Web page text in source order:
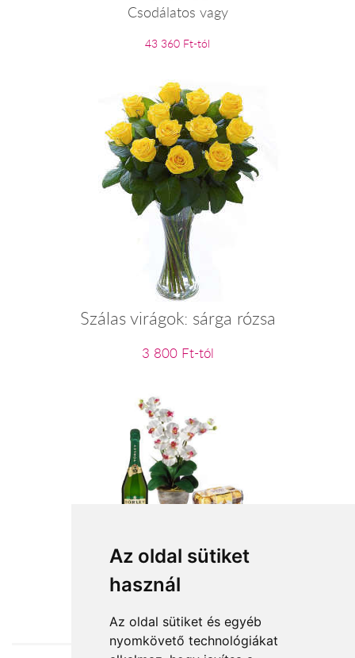
Az oldal sütiket
használ
Az oldal sütiket és egyéb
nyomkövető technológiákat
Csodálatos vagy
43 360 Ft-tól
Szálas virágok: sárga rózsa
3 800 Ft-tól
Jókívánság
27 800 Ft-tól